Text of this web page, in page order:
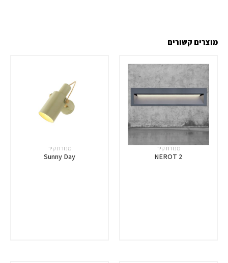
מוצרים קשורים
מנורת קיר
NEROT 2
מנורת קיר
Sunny Day